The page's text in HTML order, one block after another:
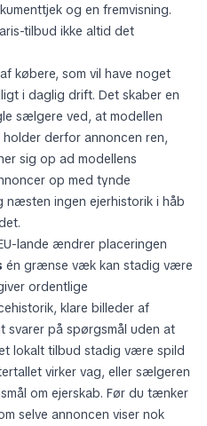
og en fremvisning.
tilbud ikke altid det
købere, som vil have noget
i daglig drift. Det skaber en
sælgere ved, at modellen
derfor annoncen ren,
sig op ad modellens
op med tynde
næsten ingen ejerhistorik i håb
lande ændrer placeringen
én grænse væk kan stadig være
ordentlige
klare billeder af
svarer på spørgsmål uden at
lokalt tilbud stadig være spild
virker vag, eller sælgeren
om ejerskab. Før du tænker
selve annoncen viser nok